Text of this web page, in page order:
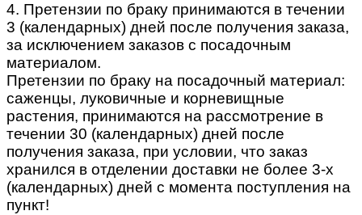
4. Претензии по браку принимаются в течении
3 (календарных) дней после получения заказа,
за исключением заказов с посадочным
материалом.
Претензии по браку на посадочный материал:
саженцы, луковичные и корневищные
растения, принимаются на рассмотрение в
течении 30 (календарных) дней после
получения заказа, при условии, что заказ
хранился в отделении доставки не более 3-х
(календарных) дней с момента поступления на
пункт!